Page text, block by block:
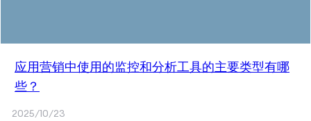
应用营销中使用的监控和分析工具的主要类型有哪
些？
2025/10/23